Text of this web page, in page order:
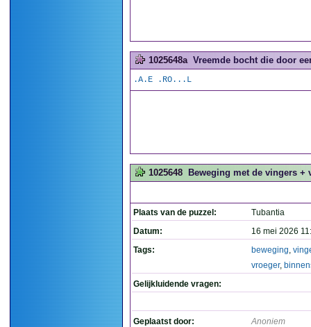
1025648a Vreemde bocht die door
.A.E .RO...L
1025648 Beweging met de vingers +
Plaats van de puzzel:
Tubantia
Datum:
16 mei 2026
Tags:
beweging,
vroeger,
Gelijkluidende vragen:
Geplaatst door: Anoniem